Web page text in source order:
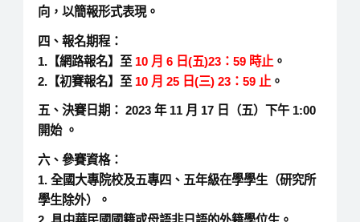
向，以簡報形式表現。
四、報名期程：
1.【網路報名】至 10 月 6 日(五)23：59 時止。
2.【初賽報名】至 10 月 25 日(三) 23：59 止。
五、決賽日期： 2023 年 11 月 17 日（五）下午 1:00
開始 。
六、參賽資格：
1. 全國大專院校及五專四、五年級在學學生（研究所
學生除外）。